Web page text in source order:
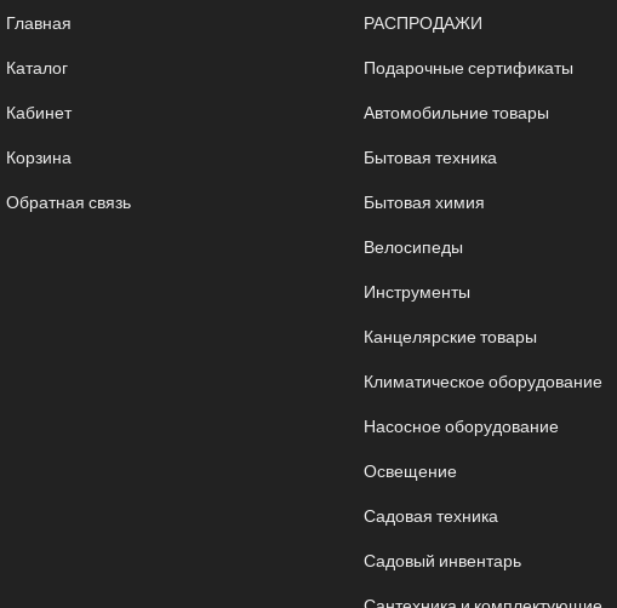
Главная
Каталог
Кабинет
Корзина
Обратная связь
РАСПРОДАЖИ
Подарочные сертификаты
Автомобильние товары
Бытовая техника
Бытовая химия
Велосипеды
Инструменты
Канцелярские товары
Климатическое оборудование
Насосное оборудование
Освещение
Садовая техника
Садовый инвентарь